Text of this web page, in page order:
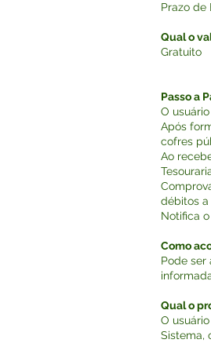
Prazo de
Qual o
Gratuito
Passo a
O
Após
cofres
Ao
débitos a
Notifica
Como
Pode
Qual o
O
Sistema,